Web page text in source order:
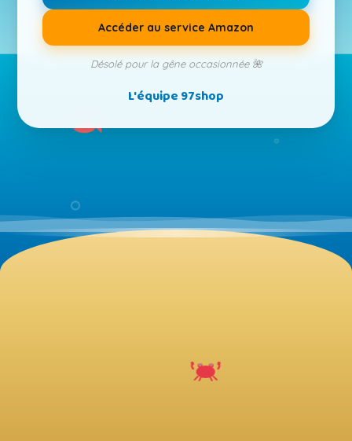
Accéder au service Amazon
Désolé pour la gêne occasionnée 🌺
L'équipe 97shop